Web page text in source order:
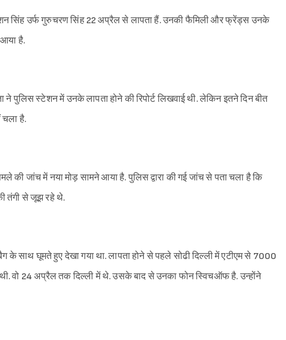
सिंह उर्फ गुरुचरण सिंह 22 अप्रैल से लापता हैं. उनकी फैमिली और फ्रेंड्स उनके
है.
पुलिस स्टेशन में उनके लापता होने की रिपोर्ट लिखवाई थी. लेकिन इतने दिन बीत
चला है.
की जांच में नया मोड़ सामने आया है. पुलिस द्वारा की गई जांच से पता चला है कि
तंगी से जूझ रहे थे.
साथ घूमते हुए देखा गया था. लापता होने से पहले सोढी दिल्ली में एटीएम से 7000
वो 24 अप्रैल तक दिल्ली में थे. उसके बाद से उनका फोन स्विचऑफ है. उन्होंने